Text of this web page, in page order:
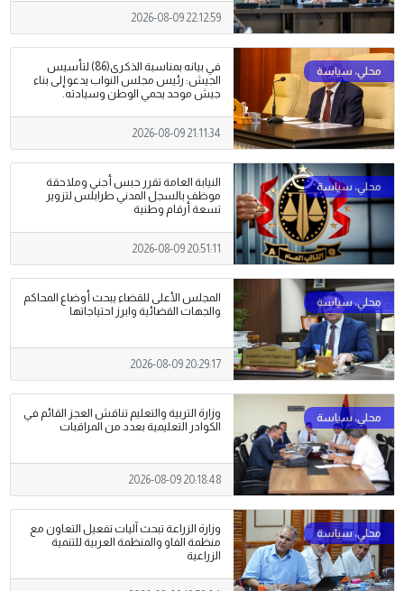
2026-08-09 22:12:59
في بيانه بمناسبة الذكرى(86) لتأسيس
الجيش: رئيس مجلس النواب يدعو إلى بناء
جيش موحد يحمي الوطن وسيادته.
2026-08-09 21:11:34
النيابة العامة تقرر حبس أجني وملاحقة
موظف بالسجل المدني طرابلس لتزوير
تسعة أرقام وطنية
2026-08-09 20:51:11
المجلس الأعلى للقضاء يبحث أوضاع المحاكم
والجهات القضائية وابرز احتياجاتها
2026-08-09 20:29:17
وزارة التربية والتعليم تناقش العجز القائم في
الكوادر التعليمية بعدد من المراقبات
2026-08-09 20:18:48
وزارة الزراعة تبحث آليات تفعيل التعاون مع
منظمة الفاو والمنظمة العربية للتنمية
الزراعية